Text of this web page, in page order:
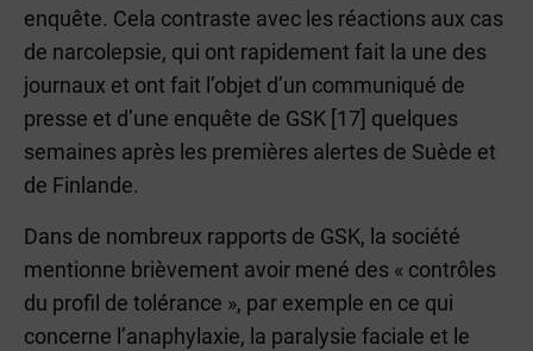
enquête. Cela contraste avec les réactions aux cas
de narcolepsie, qui ont rapidement fait la une des
journaux et ont fait l’objet d’un communiqué de
presse et d’une enquête de GSK [17] quelques
semaines après les premières alertes de Suède et
de Finlande.
Dans de nombreux rapports de GSK, la société
mentionne brièvement avoir mené des « contrôles
du profil de tolérance », par exemple en ce qui
concerne l’anaphylaxie, la paralysie faciale et le